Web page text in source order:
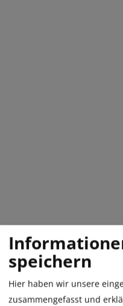
speichern
Hier haben wir unsere
zusammengefasst und